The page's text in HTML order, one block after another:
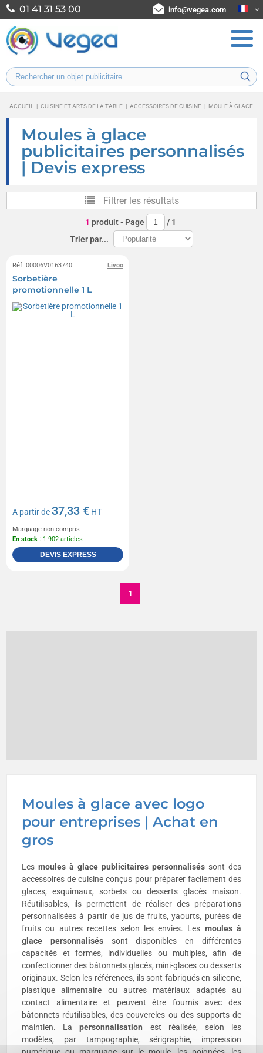
01 41 31 53 00 info@vegea.com
ACCUEIL | CUISINE ET ARTS DE LA TABLE | ACCESSOIRES DE CUISINE | MOULE À GLACE
Moules à glace
publicitaires personnalisés
| Devis express
Moules à glace avec logo
pour entreprises | Achat en
gros
Lesmoules à glace publicitaires personnaliséssont des
accessoires de cuisine conçus pour préparer facilement des
glaces, esquimaux, sorbets ou desserts glacés maison.
Réutilisables, ils permettent de réaliser des préparations
personnalisées à partir de jus de fruits, yaourts, purées de
fruits ou autres recettes selon les envies. Les moules à
glace personnaliséssont disponibles en différentes
capacités et formes, individuelles ou multiples, afin de
confectionner des bâtonnets glacés, mini-glaces ou desserts
originaux. Selon les références, ils sont fabriqués en silicone,
plastique alimentaire ou autres matériaux adaptés au
contact alimentaire et peuvent être fournis avec des
bâtonnets réutilisables, des couvercles ou des supports de
maintien. Lapersonnalisation est réalisée, selon les
modèles, par tampographie, sérigraphie, impression
Filtrer les résultats
1 produit- Page / 1
Trier par...
Livoo
Réf. 00006V0163740
Sorbetière
promotionnelle 1 L
A partir de37,33 € HT
Marquage non compris
En stock : 1 902 articles
DEVIS EXPRESS
1